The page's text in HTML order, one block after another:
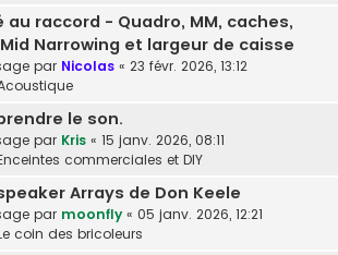
raccord - Quadro, MM, caches,
Narrowing et largeur de caisse
par Nicolas « 23 févr. 2026, 13:12
le son.
par Kris « 15 janv. 2026, 08:11
commerciales et DIY
Arrays de Don Keele
par moonfly « 05 janv. 2026, 12:21
coin des bricoleurs